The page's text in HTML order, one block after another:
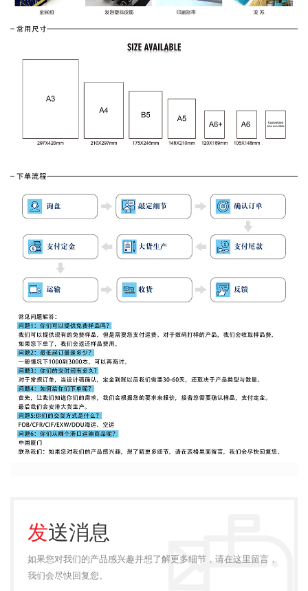
发送消息
如果您对我们的产品感兴趣并想了解更多细节，请在这里留言，
我们会尽快回复您。